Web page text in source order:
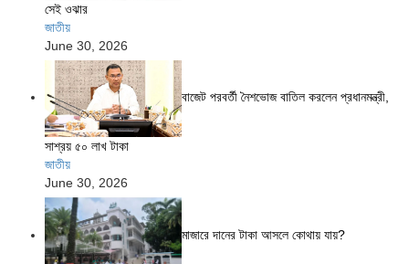
সেই ওঝার
জাতীয়
June 30, 2026
বাজেট পরবর্তী নৈশভোজ বাতিল করলেন প্রধানমন্ত্রী,
সাশ্রয় ৫০ লাখ টাকা
জাতীয়
June 30, 2026
মাজারে দানের টাকা আসলে কোথায় যায়?